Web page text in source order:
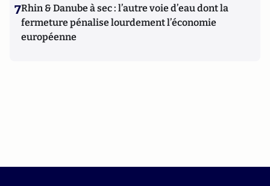
7Rhin & Danube à sec : l’autre voie d’eau dont la
fermeture pénalise lourdement l’économie
européenne